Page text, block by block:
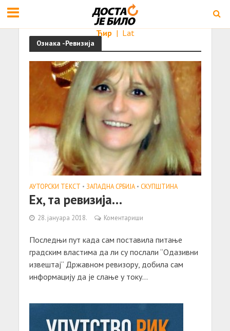
Ћир | Lat
Ознака -Ревизија
АУТОРСКИ ТЕКСТ • ЗАПАДНА СРБИЈА • СКУПШТИНА
Ех, та ревизија…
28. јануара 2018. Коментариши
Последњи пут када сам поставила питање
градским властима да ли су послали “Одазивни
извештај“ Државном ревизору, добила сам
информацију да је слање у току...